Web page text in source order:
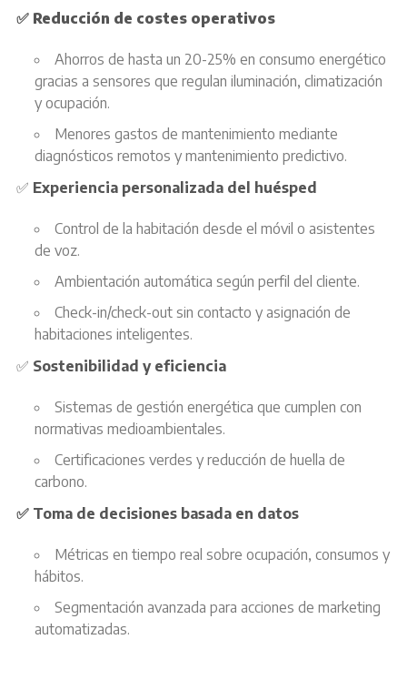
✅Reducción de costes operativos
Ahorros de hasta un 20-25% en consumo energético
gracias a sensores que regulan iluminación, climatización
y ocupación.
Menores gastos de mantenimiento mediante
diagnósticos remotos y mantenimiento predictivo.
✅ Experiencia personalizada del huésped
Control de la habitación desde el móvil o asistentes
de voz.
Ambientación automática según perfil del cliente.
Check-in/check-out sin contacto y asignación de
habitaciones inteligentes.
✅ Sostenibilidad y eficiencia
Sistemas de gestión energética que cumplen con
normativas medioambientales.
Certificaciones verdes y reducción de huella de
carbono.
✅ Toma de decisiones basada en datos
Métricas en tiempo real sobre ocupación, consumos y
hábitos.
Segmentación avanzada para acciones de marketing
automatizadas.